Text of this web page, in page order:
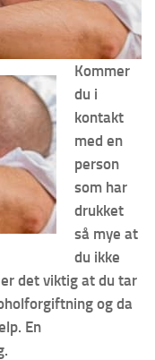
Kommer
du i
kontakt
med en
person
som har
drukket
så mye at
du ikke
det viktig at du tar
og da
En